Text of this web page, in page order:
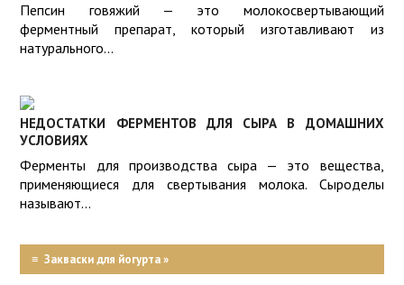
СОРТАХ
СЫРА
Пепсин говяжий — это молокосвертывающий
ферментный препарат, который изготавливают из
натурального...
НЕДОСТАТКИ ФЕРМЕНТОВ ДЛЯ СЫРА В ДОМАШНИХ
УСЛОВИЯХ
Ферменты для производства сыра — это вещества,
применяющиеся для свертывания молока. Сыроделы
называют...
≡ Закваски для йогурта »